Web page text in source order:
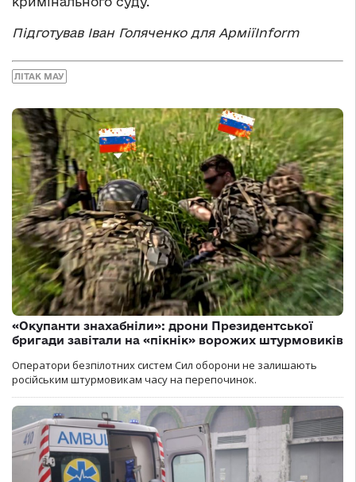
Підготував Іван Голяченко для АрміїInform
ЛІТАК МАУ
«Окупанти знахабніли»: дрони Президентської
бригади завітали на «пікнік» ворожих штурмовиків
Оператори безпілотних систем Сил оборони не залишають
російським штурмовикам часу на перепочинок.